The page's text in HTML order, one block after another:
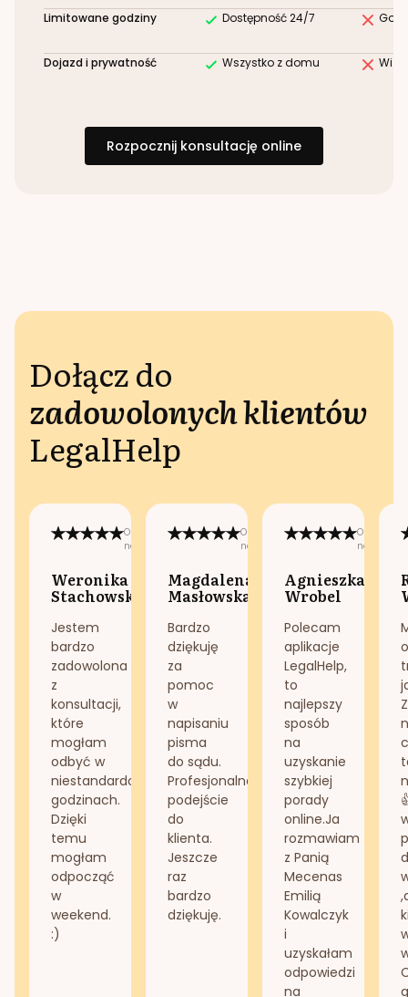
Limitowane godziny Dostępność 24/7
Dojazd i prywatność Wszystko z domu
Rozpocznij konsultację online
Dołącz do
zadowolonych klientów
LegalHelp
Opublikowano
na:
Weronika
Stachowska
Jestem
bardzo
zadowolona
z
konsultacji,
które
mogłam
odbyć w
niestandardowych
godzinach.
Dzięki
temu
mogłam
odpocząć
w
weekend.
:)
Opublikowano
na:
Magdalena
Masłowska
Bardzo
dziękuję
za
pomoc
w
napisaniu
pisma
do sądu.
Profesjonalne
podejście
do
klienta.
Jeszcze
raz
bardzo
dziękuję.
na:
Agnieszka
Wrobel
Polecam
aplikacje
LegalHelp,
to
najlepszy
sposób
na
uzyskanie
szybkiej
porady
online.Ja
rozmawiam
z Panią
Mecenas
Emilią
Kowalczyk
i
uzyskałam
odpowiedzi
na